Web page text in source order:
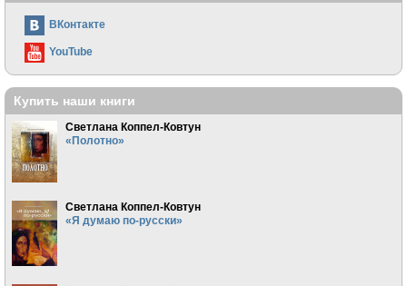
ВКонтакте
YouTube
Купить наши книги
Светлана Коппел-Ковтун
«Полотно»
Светлана Коппел-Ковтун
«Я думаю по-русски»